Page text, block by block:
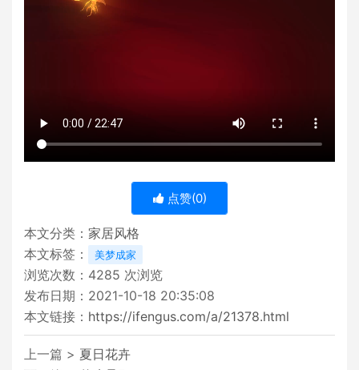
点赞(0)
本文分类： 家居风格
本文标签：
美梦成家
浏览次数： 4285 次浏览
发布日期：2021-10-18 20:35:08
本文链接： https://ifengus.com/a/21378.html
上一篇 > 夏日花卉